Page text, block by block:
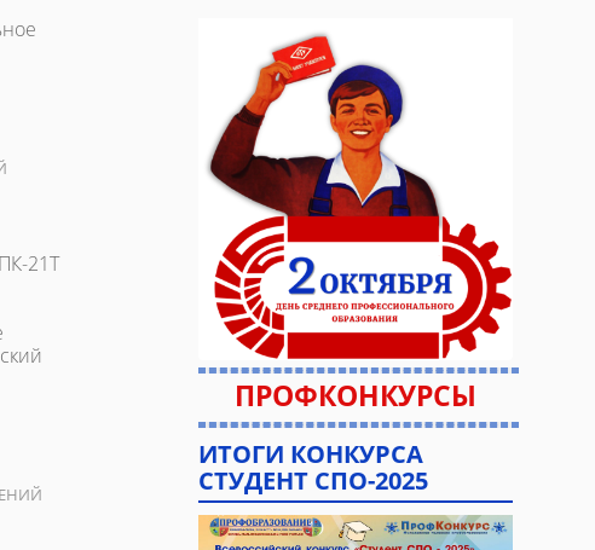
21Т
ПРОФКОНКУРСЫ
ИТОГИ КОНКУРСА
СТУДЕНТ СПО-2025